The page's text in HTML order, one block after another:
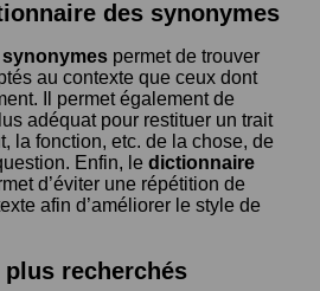
des synonymes
permet de trouver
au contexte que ceux dont
Il permet également de
adéquat pour restituer un trait
la fonction, etc. de la chose, de
Enfin, le dictionnaire
d’éviter une répétition de
afin d’améliorer le style de
recherchés